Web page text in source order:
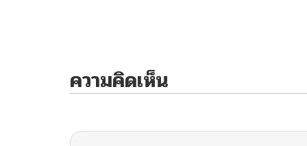
ความคิดเห็น